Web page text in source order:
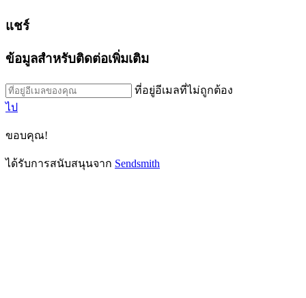
แชร์
ข้อมูลสำหรับติดต่อเพิ่มเติม
ที่อยู่อีเมลที่ไม่ถูกต้อง
ไป
ขอบคุณ!
ได้รับการสนับสนุนจาก Sendsmith